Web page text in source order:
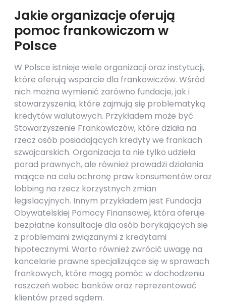
Jakie organizacje oferują
pomoc frankowiczom w
Polsce
W Polsce istnieje wiele organizacji oraz instytucji,
które oferują wsparcie dla frankowiczów. Wśród
nich można wymienić zarówno fundacje, jak i
stowarzyszenia, które zajmują się problematyką
kredytów walutowych. Przykładem może być
Stowarzyszenie Frankowiczów, które działa na
rzecz osób posiadających kredyty we frankach
szwajcarskich. Organizacja ta nie tylko udziela
porad prawnych, ale również prowadzi działania
mające na celu ochronę praw konsumentów oraz
lobbing na rzecz korzystnych zmian
legislacyjnych. Innym przykładem jest Fundacja
Obywatelskiej Pomocy Finansowej, która oferuje
bezpłatne konsultacje dla osób borykających się
z problemami związanymi z kredytami
hipotecznymi. Warto również zwrócić uwagę na
kancelarie prawne specjalizujące się w sprawach
frankowych, które mogą pomóc w dochodzeniu
roszczeń wobec banków oraz reprezentować
klientów przed sądem.